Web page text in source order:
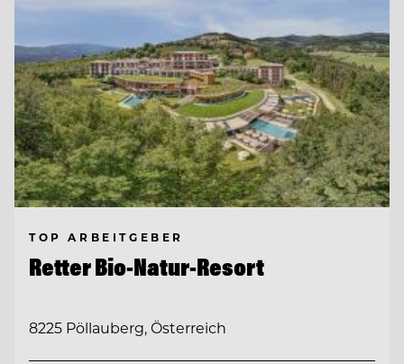
TOP ARBEITGEBER
Retter Bio-Natur-Resort
8225 Pöllauberg, Österreich